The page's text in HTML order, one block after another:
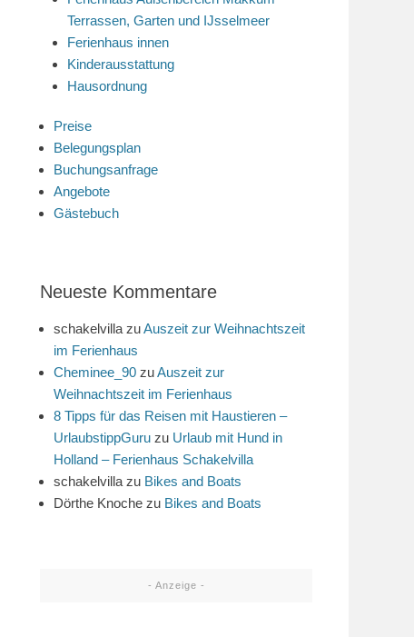
Terrassen, Garten und IJsselmeer
Ferienhaus innen
Kinderausstattung
Hausordnung
Preise
Belegungsplan
Buchungsanfrage
Angebote
Gästebuch
Neueste Kommentare
schakelvilla zuAuszeit zur Weihnachtszeit
im Ferienhaus
Cheminee_90 zuAuszeit zur
Weihnachtszeit im Ferienhaus
8 Tipps für das Reisen mit Haustieren –
UrlaubstippGuru zu Urlaub mit Hund in
Holland – Ferienhaus Schakelvilla
schakelvilla zu Bikes and Boats
Dörthe Knoche zu Bikes and Boats
- Anzeige -